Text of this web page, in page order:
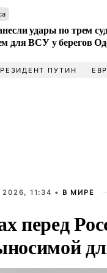
удары по трем
для ВСУ у берегов
ПУТИН
11:34 • В МИРЕ
перед